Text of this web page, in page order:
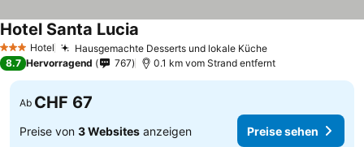
3 SterneHotel Hausgemachte Desserts und lokale Küche
Hotel Santa Lucia
8.7 Hervorragend 767 0.1 km vom Strand entfernt
Ab CHF 67
Preise von 3 Websites anzeigen Preise sehen